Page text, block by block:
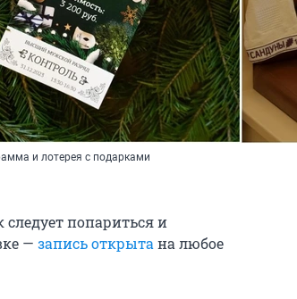
и лотерея с подарками
попариться и
— запись открыта на любое